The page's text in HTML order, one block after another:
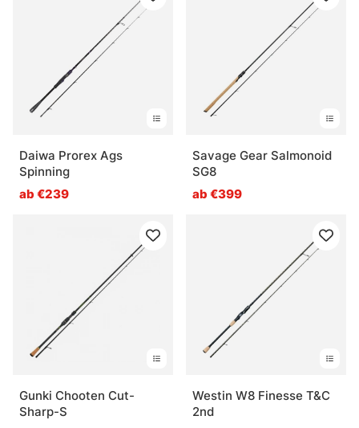
Daiwa Prorex Ags
Spinning
ab €239
Savage Gear Salmonoid
SG8
ab €399
Gunki Chooten Cut-
Sharp-S
Westin W8 Finesse T&C
2nd